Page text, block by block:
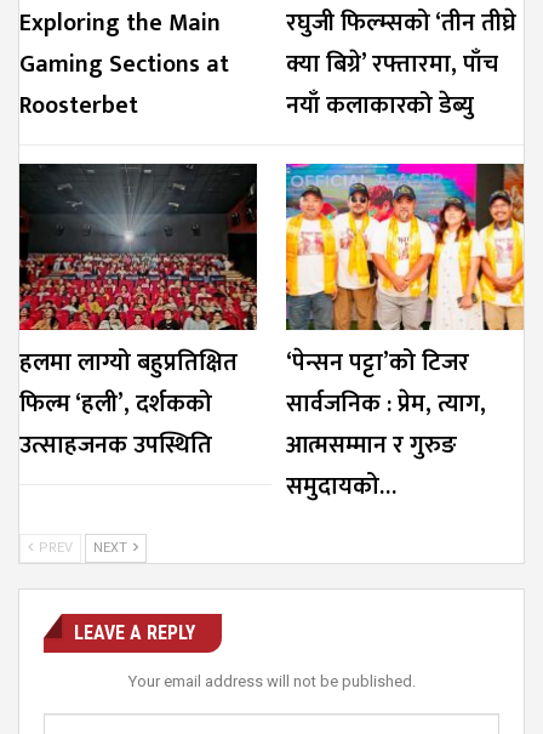
Exploring the Main
Gaming Sections at
Roosterbet
रघुजी फिल्म्सको ‘तीन तीघ्रे
क्या बिग्रे’ रफ्तारमा, पाँच
नयाँ कलाकारको डेब्यु
हलमा लाग्यो बहुप्रतिक्षित
फिल्म ‘हली’, दर्शकको
उत्साहजनक उपस्थिति
‘पेन्सन पट्टा’को टिजर
सार्वजनिक : प्रेम, त्याग,
आत्मसम्मान र गुरुङ
समुदायको…
PREV NEXT
LEAVE A REPLY
Your email address will not be published.